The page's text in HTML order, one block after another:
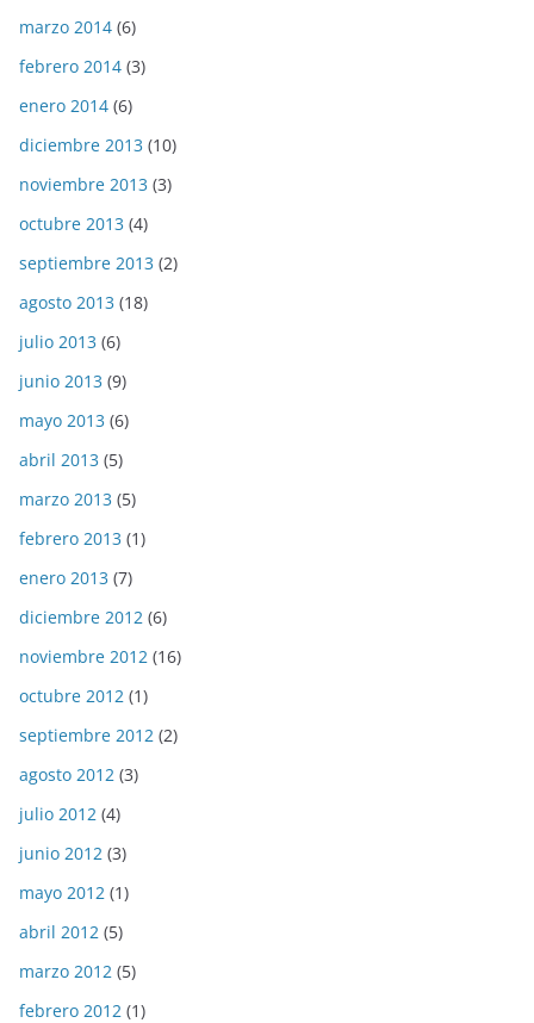
marzo 2014 (6)
febrero 2014 (3)
enero 2014 (6)
diciembre 2013 (10)
noviembre 2013 (3)
octubre 2013 (4)
septiembre 2013 (2)
agosto 2013 (18)
julio 2013 (6)
junio 2013 (9)
mayo 2013 (6)
abril 2013 (5)
marzo 2013 (5)
febrero 2013 (1)
enero 2013 (7)
diciembre 2012 (6)
noviembre 2012 (16)
octubre 2012 (1)
septiembre 2012 (2)
agosto 2012 (3)
julio 2012 (4)
junio 2012 (3)
mayo 2012 (1)
abril 2012 (5)
marzo 2012 (5)
febrero 2012 (1)